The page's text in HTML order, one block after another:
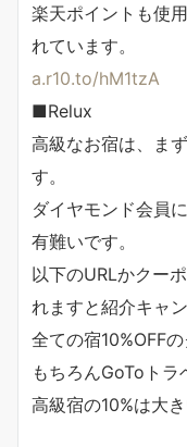
楽天ポイントも使
れています。
a.r10.to/hM1tzA​​
■Relux
高級なお宿は、ま
す。
ダイヤモンド会員
有難いです。
以下のURLかクー
れますと紹介キャ
全ての宿10%OFF
もちろんGoToトラ
高級宿の10%は大